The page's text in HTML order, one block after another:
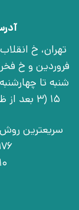
15 (3 بعد از ظهر) - قبل از تشریف آوردن تماس بگیرید
سریعترین
021-66410976 | 09030925756
10 صبح الی 15 (3 بعد از ظهر)